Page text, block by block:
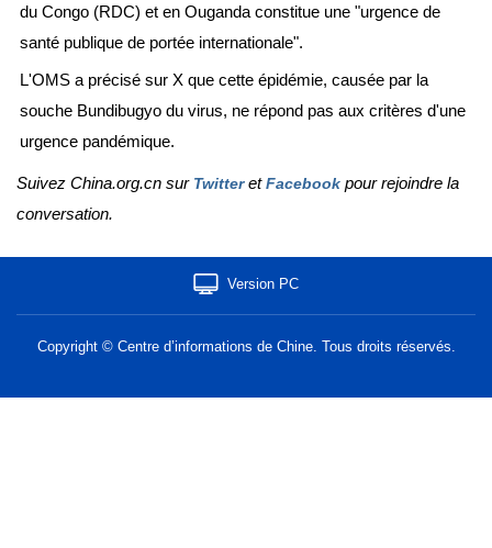
du Congo (RDC) et en Ouganda constitue une "urgence de
santé publique de portée internationale".
L'OMS a précisé sur X que cette épidémie, causée par la
souche Bundibugyo du virus, ne répond pas aux critères d'une
urgence pandémique.
Suivez China.org.cn sur Twitter etFacebook pour rejoindre la
conversation.
Version PC
Copyright © Centre d’informations de Chine. Tous droits réservés.